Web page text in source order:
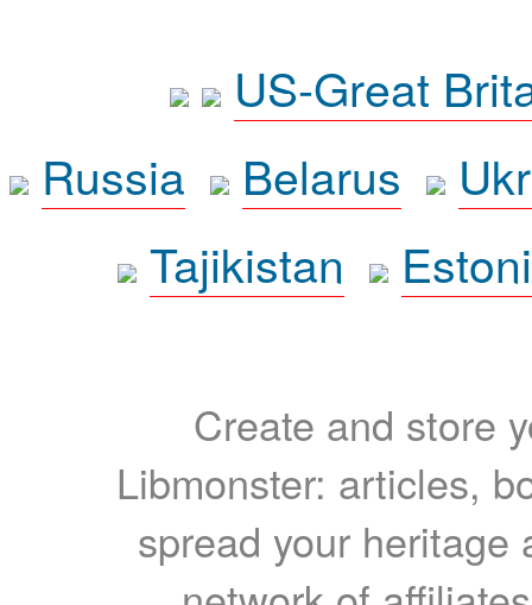
US-Great
Russia
Belarus
Tajikistan
Create and store
Libmonster: articles,
spread your heritage